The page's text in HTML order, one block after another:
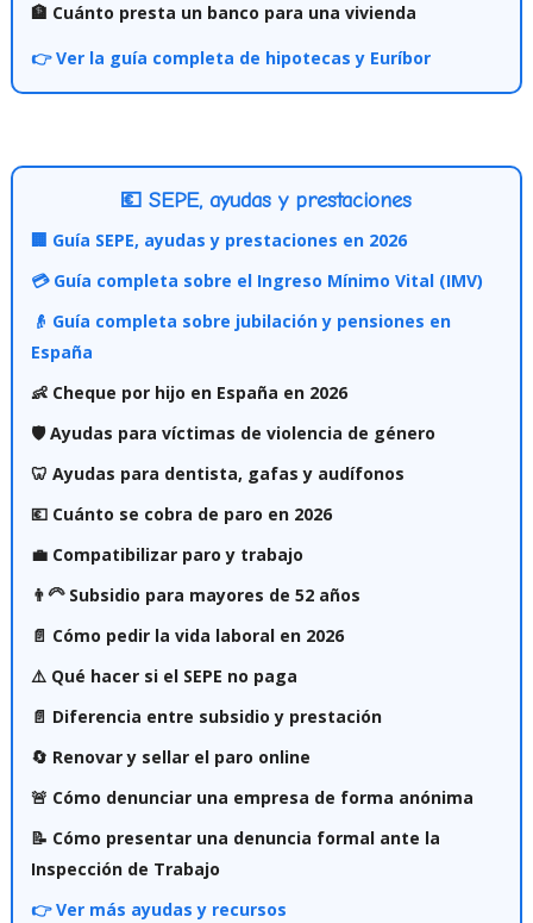
🏦 Cuánto presta un banco para una vivienda
👉 Ver la guía completa de hipotecas y Euríbor
💶 SEPE, ayudas y prestaciones
🏢 Guía SEPE, ayudas y prestaciones en 2026
💳 Guía completa sobre el Ingreso Mínimo Vital (IMV)
👴 Guía completa sobre jubilación y pensiones en
España
👶 Cheque por hijo en España en 2026
🛡️ Ayudas para víctimas de violencia de género
🦷 Ayudas para dentista, gafas y audífonos
💶 Cuánto se cobra de paro en 2026
💼 Compatibilizar paro y trabajo
👨‍🦳 Subsidio para mayores de 52 años
📄 Cómo pedir la vida laboral en 2026
⚠️ Qué hacer si el SEPE no paga
📄 Diferencia entre subsidio y prestación
🔄 Renovar y sellar el paro online
🚨 Cómo denunciar una empresa de forma anónima
📝 Cómo presentar una denuncia formal ante la
Inspección de Trabajo
👉 Ver más ayudas y recursos